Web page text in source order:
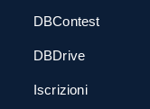
DBContest
DBDrive
Iscrizioni